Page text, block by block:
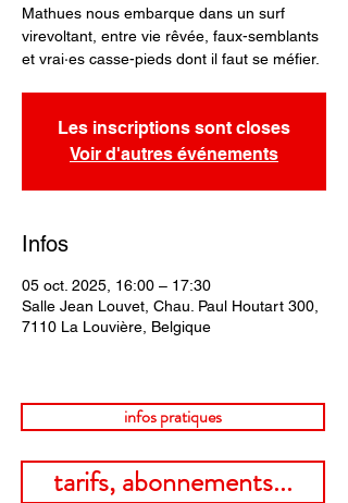
Mathues nous embarque dans un surf
virevoltant, entre vie rêvée, faux-semblants
et vrai·es casse-pieds dont il faut se méfier.
Les inscriptions sont closes
Voir d'autres événements
Infos
05 oct. 2025, 16:00 – 17:30
Salle Jean Louvet, Chau. Paul Houtart 300,
7110 La Louvière, Belgique
infos pratiques
tarifs, abonnements...